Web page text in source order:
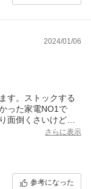
2024/01/06
す。ストックする
った家電NO1で
面倒くさいけど、
さらに表示
参考になった